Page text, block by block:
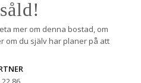
mer om denna bostad, om
om du själv har planer på att